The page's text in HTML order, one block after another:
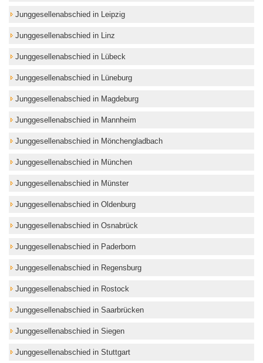
Junggesellenabschied in Leipzig
Junggesellenabschied in Linz
Junggesellenabschied in Lübeck
Junggesellenabschied in Lüneburg
Junggesellenabschied in Magdeburg
Junggesellenabschied in Mannheim
Junggesellenabschied in Mönchengladbach
Junggesellenabschied in München
Junggesellenabschied in Münster
Junggesellenabschied in Oldenburg
Junggesellenabschied in Osnabrück
Junggesellenabschied in Paderborn
Junggesellenabschied in Regensburg
Junggesellenabschied in Rostock
Junggesellenabschied in Saarbrücken
Junggesellenabschied in Siegen
Junggesellenabschied in Stuttgart